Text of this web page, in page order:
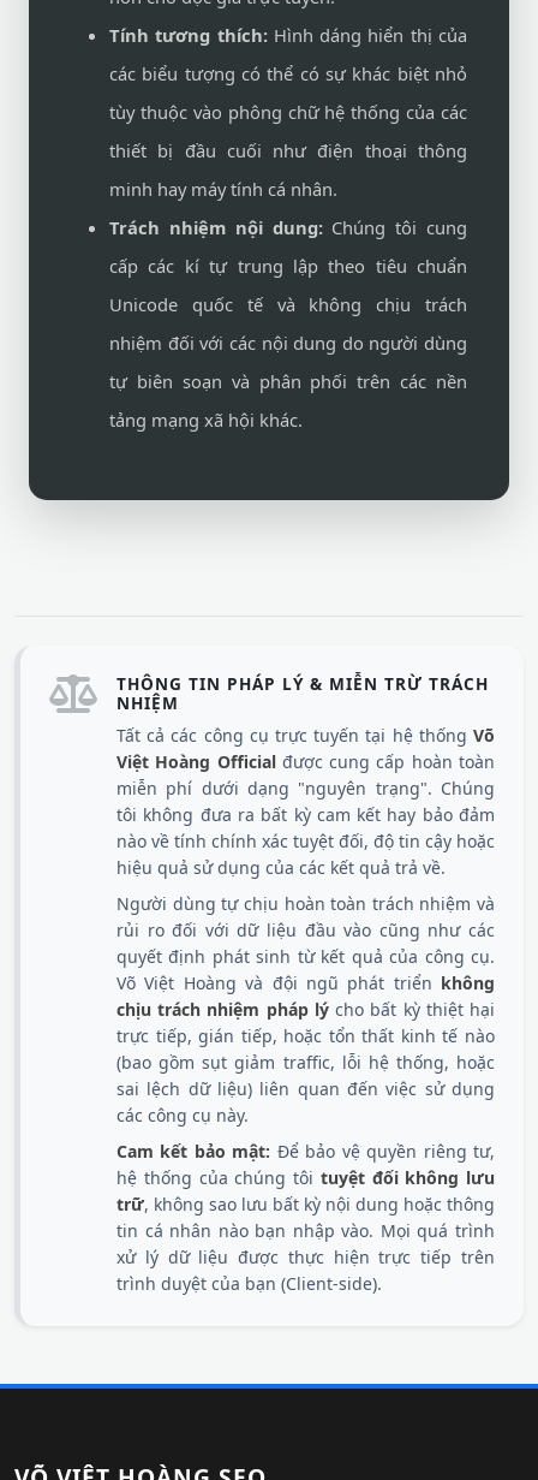
Tính tương thích:Hình dáng hiển thị của
các biểu tượng có thể có sự khác biệt nhỏ
tùy thuộc vào phông chữ hệ thống của các
thiết bị đầu cuối như điện thoại thông
minh hay máy tính cá nhân.
Trách nhiệm nội dung:Chúng tôi cung
cấp các kí tự trung lập theo tiêu chuẩn
Unicode quốc tế và không chịu trách
nhiệm đối với các nội dung do người dùng
tự biên soạn và phân phối trên các nền
tảng mạng xã hội khác.
THÔNG TIN PHÁP LÝ & MIỄN TRỪ TRÁCH
NHIỆM
Tất cả các công cụ trực tuyến tại hệ thống Võ
Việt Hoàng Officialđược cung cấp hoàn toàn
miễn phí dưới dạng "nguyên trạng". Chúng
tôi không đưa ra bất kỳ cam kết hay bảo đảm
nào về tính chính xác tuyệt đối, độ tin cậy hoặc
hiệu quả sử dụng của các kết quả trả về.
Người dùng tự chịu hoàn toàn trách nhiệm và
rủi ro đối với dữ liệu đầu vào cũng như các
quyết định phát sinh từ kết quả của công cụ.
Võ Việt Hoàng và đội ngũ phát triển không
chịu trách nhiệm pháp lýcho bất kỳ thiệt hại
trực tiếp, gián tiếp, hoặc tổn thất kinh tế nào
(bao gồm sụt giảm traffic, lỗi hệ thống, hoặc
sai lệch dữ liệu) liên quan đến việc sử dụng
các công cụ này.
Cam kết bảo mật: Để bảo vệ quyền riêng tư,
hệ thống của chúng tôi tuyệt đối không lưu
trữ, không sao lưu bất kỳ nội dung hoặc thông
tin cá nhân nào bạn nhập vào. Mọi quá trình
xử lý dữ liệu được thực hiện trực tiếp trên
trình duyệt của bạn (Client-side).